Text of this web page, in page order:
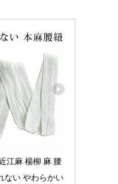
江麻 楊柳 麻 腰
ない やわらかい